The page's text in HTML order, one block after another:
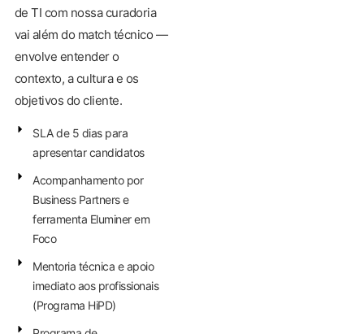
de TI com nossa curadoria
vai além do match técnico —
envolve entender o
contexto, a cultura e os
objetivos do cliente.
SLA de 5 dias para
apresentar candidatos
Acompanhamento por
Business Partners e
ferramenta Eluminer em
Foco
Mentoria técnica e apoio
imediato aos profissionais
(Programa HiPD)